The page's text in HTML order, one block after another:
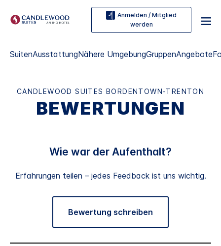
Anmelden / Mitglied
werden
SuitenAusstattungNähere UmgebungGruppenAngebote
CANDLEWOOD SUITES BORDENTOWN-TRENTON
BEWERTUNGEN
Wie war der Aufenthalt?
Erfahrungen teilen – jedes Feedback ist uns wichtig.
Bewertung schreiben